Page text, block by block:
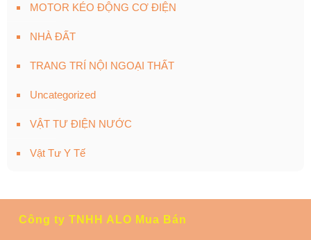
MOTOR KÉO ĐỘNG CƠ ĐIỆN
NHÀ ĐẤT
TRANG TRÍ NỘI NGOẠI THẤT
Uncategorized
VẬT TƯ ĐIỆN NƯỚC
Vật Tư Y Tế
Công ty TNHH ALO Mua Bán